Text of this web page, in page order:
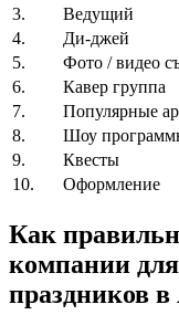
3.
Ведущий
4.
Ди-джей
5.
Фото / видео
6.
Кавер группа
7.
Популярные
8.
Шоу
9.
Квесты
10.
Оформление
Как
компании
праздников